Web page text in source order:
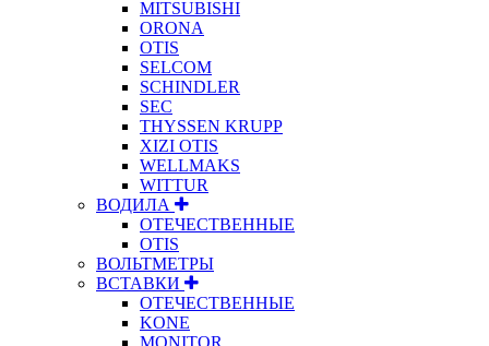
MITSUBISHI
ORONA
OTIS
SELCOM
SCHINDLER
SEC
THYSSEN KRUPP
XIZI OTIS
WELLMAKS
WITTUR
ВОДИЛА
ОТЕЧЕСТВЕННЫЕ
OTIS
ВОЛЬТМЕТРЫ
ВСТАВКИ
ОТЕЧЕСТВЕННЫЕ
KONE
MONITOR